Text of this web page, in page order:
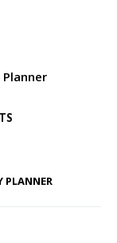
Planner
PLANNER